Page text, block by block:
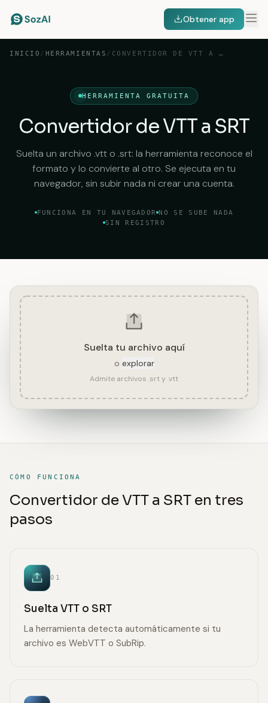
Obtener app
INICIO / HERRAMIENTAS / CONVERTIDOR DE VTT A SRT
HERRAMIENTA GRATUITA
Convertidor de VTT a SRT
Suelta un archivo .vtt o .srt: la herramienta reconoce el
formato y lo convierte al otro. Se ejecuta en tu
navegador, sin subir nada ni crear una cuenta.
FUNCIONA EN TU NAVEGADOR NO SE SUBE NADA
SIN REGISTRO
Suelta tu archivo aquí
o explorar
Admite archivos .srt y .vtt
CÓMO FUNCIONA
Convertidor de VTT a SRT en tres
pasos
01
Suelta VTT o SRT
La herramienta detecta automáticamente si tu
archivo es WebVTT o SubRip.